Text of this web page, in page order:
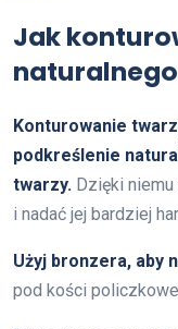
Jak
Konturowanie
podkreślenie
twarzy. Dzięki
i nadać jej bardziej
Użyj bronzera, aby
pod kości